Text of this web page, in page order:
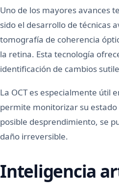
Uno de los mayores avances
sido el desarrollo de técnicas
tomografía de coherencia
la retina. Esta tecnología
identificación de cambios
La OCT es especialmente útil
permite monitorizar su
posible desprendimiento, se
daño irreversible.
Inteligencia